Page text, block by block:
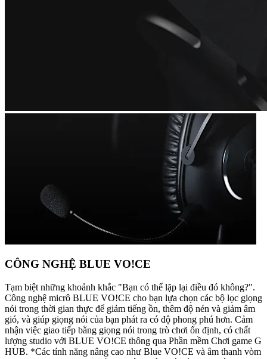
CÔNG NGHỆ BLUE VO!CE
Tạm biệt những khoảnh khắc "Bạn có thể lặp lại điều đó không?".
Công nghệ micrô BLUE VO!CE cho bạn lựa chọn các bộ lọc giọng
nói trong thời gian thực để giảm tiếng ồn, thêm độ nén và giảm âm
gió, và giúp giọng nói của bạn phát ra có độ phong phú hơn. Cảm
nhận việc giao tiếp bằng giọng nói trong trò chơi ổn định, có chất
lượng studio với BLUE VO!CE thông qua Phần mềm Chơi game G
HUB. *Các tính năng nâng cao như Blue VO!CE và âm thanh vòm